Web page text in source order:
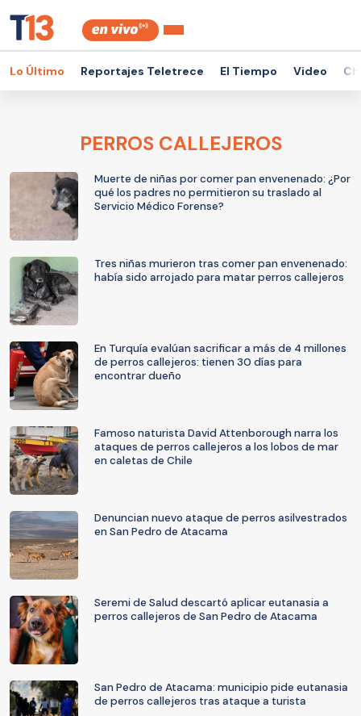
Lo Último Reportajes Teletrece El Tiempo Video
PERROS CALLEJEROS
Muerte de niñas por comer pan envenenado: ¿Por
qué los padres no permitieron su traslado al
Servicio Médico Forense?
Tres niñas murieron tras comer pan envenenado:
había sido arrojado para matar perros callejeros
En Turquía evalúan sacrificar a más de 4 millones
de perros callejeros: tienen 30 días para
encontrar dueño
Famoso naturista David Attenborough narra los
ataques de perros callejeros a los lobos de mar
en caletas de Chile
Denuncian nuevo ataque de perros asilvestrados
en San Pedro de Atacama
Seremi de Salud descartó aplicar eutanasia a
perros callejeros de San Pedro de Atacama
San Pedro de Atacama: municipio pide eutanasia
de perros callejeros tras ataque a turista